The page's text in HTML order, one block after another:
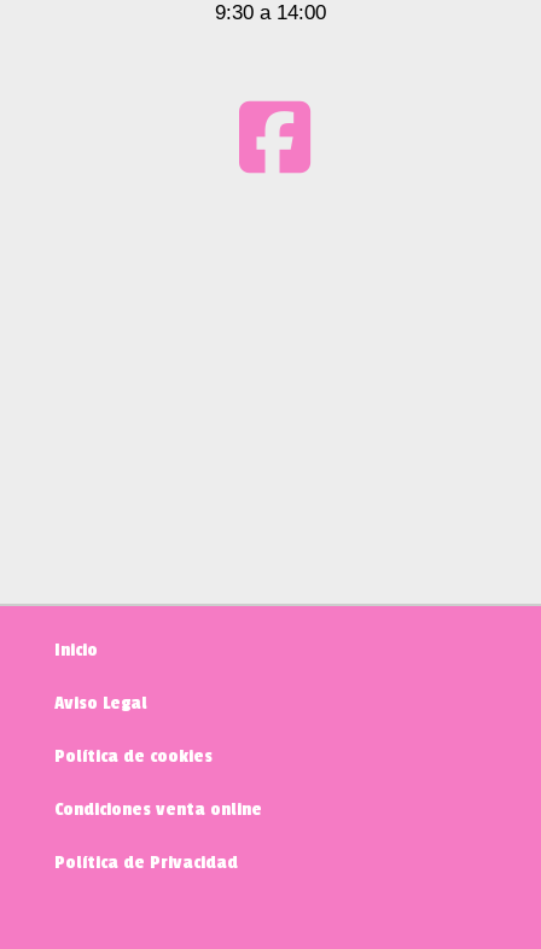
9:30 a 14:00
Inicio
Aviso Legal
Política de cookies
Condiciones venta online
Política de Privacidad